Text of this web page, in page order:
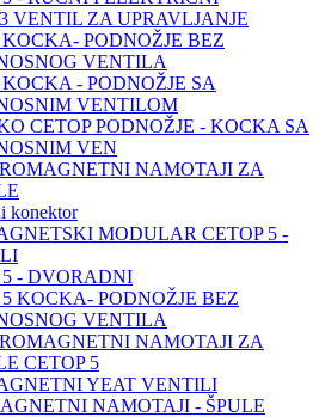
VENTIL ZA UPRAVLJANJE
KOCKA- PODNOŽJE BEZ
VENTILA
KOCKA - PODNOŽJE SA
VENTILOM
CETOP PODNOŽJE - KOCKA SA
VEN
NAMOTAJI ZA
konektor
MODULAR CETOP 5 -
5 - DVORADNI
5 KOCKA- PODNOŽJE BEZ
VENTILA
NAMOTAJI ZA
CETOP 5
YEAT VENTILI
NAMOTAJI - ŠPULE